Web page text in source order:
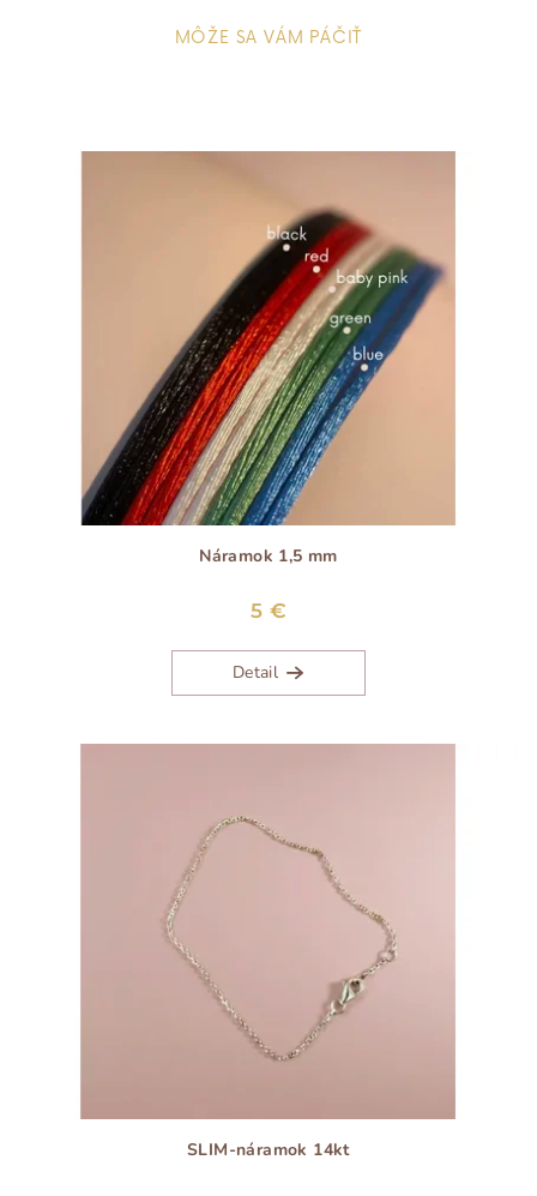
MÔŽE SA VÁM PÁČIŤ
Náramok 1,5 mm
5 €
Detail
SLIM-náramok 14kt